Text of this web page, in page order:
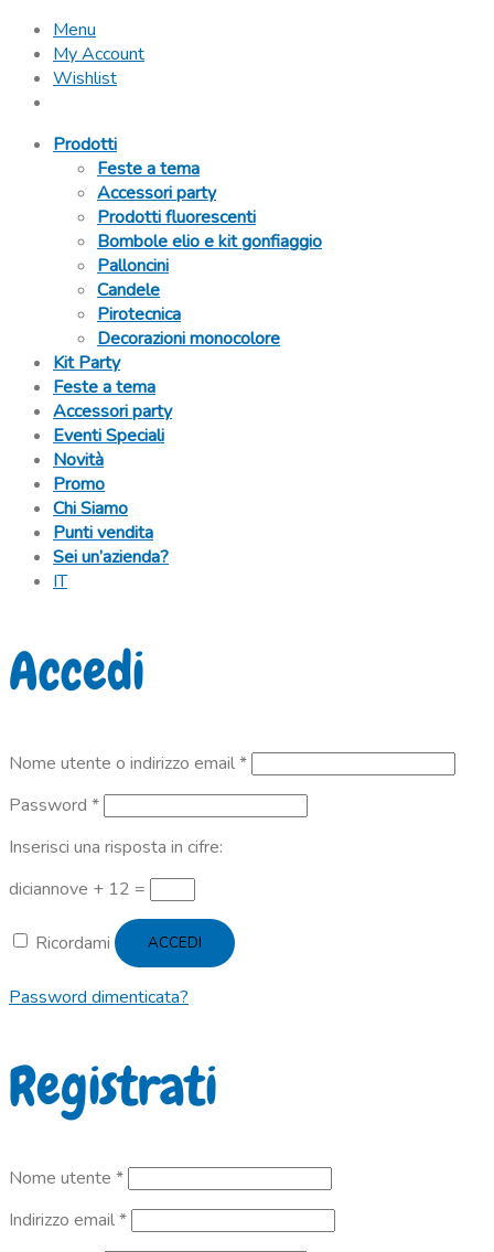
Menu
My Account
Wishlist
Prodotti
Feste a tema
Accessori party
Prodotti fluorescenti
Bombole elio e kit gonfiaggio
Palloncini
Candele
Pirotecnica
Decorazioni monocolore
Kit Party
Feste a tema
Accessori party
Eventi Speciali
Novità
Promo
Chi Siamo
Punti vendita
Sei un’azienda?
IT
Accedi
Nome utente o indirizzo email*Richiesto
Password *Richiesto
Inserisci una risposta in cifre:
diciannove + 12 =
Ricordami ACCEDI
Password dimenticata?
Registrati
Nome utente *Richiesto
Indirizzo email*Richiesto